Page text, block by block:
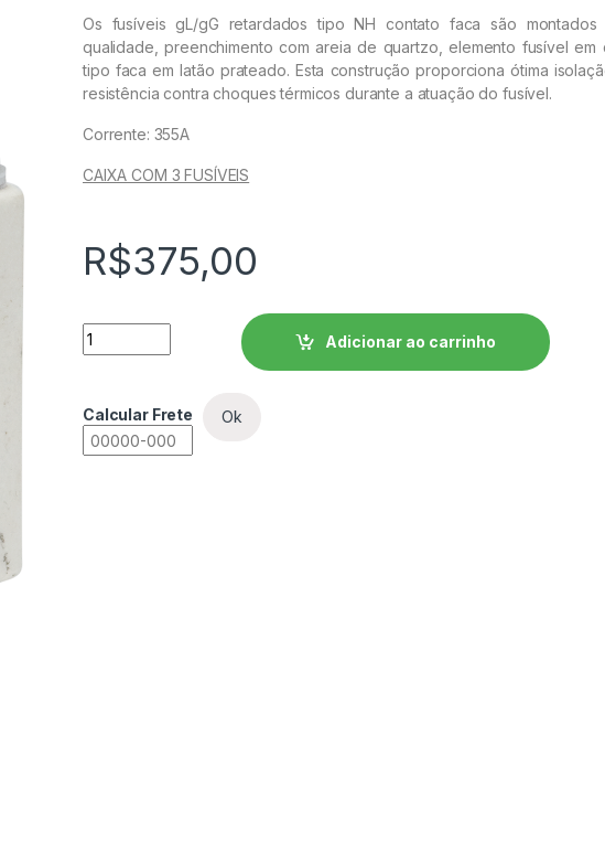
Os fusíveis gL/gG retardados tipo NH contato faca são
qualidade, preenchimento com areia de quartzo, elemento fusível
tipo faca em latão prateado. Esta construção proporciona ótima
resistência contra choques térmicos durante a atuação do fusível.
Corrente: 355A
CAIXA COM 3 FUSÍVEIS
R$375,00
Fusível Retardado - Contato Faca FNH2-355U WEG quantidade
Adicionar ao carrinho
Calcular Frete Ok